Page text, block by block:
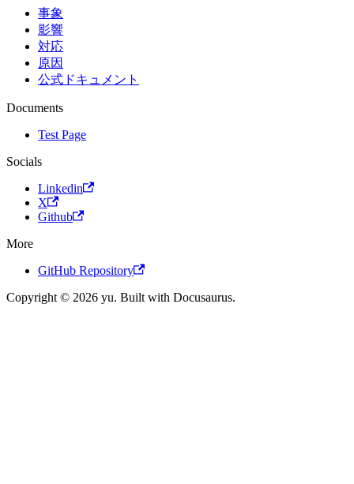
事象
影響
対応
原因
公式ドキュメント
Documents
Test Page
Socials
Linkedin
X
Github
More
GitHub Repository
Copyright © 2026 yu. Built with Docusaurus.